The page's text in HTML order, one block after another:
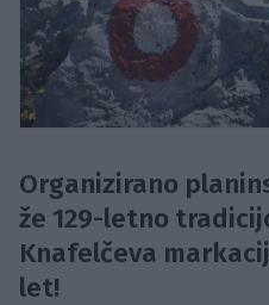
Organizirano
že 129-letno
Knafelčeva
let!